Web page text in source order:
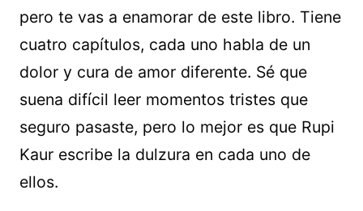
pero te vas a enamorar de este libro. Tiene
cuatro capítulos, cada uno habla de un
dolor y cura de amor diferente. Sé que
suena difícil leer momentos tristes que
seguro pasaste, pero lo mejor es que Rupi
Kaur escribe la dulzura en cada uno de
ellos.